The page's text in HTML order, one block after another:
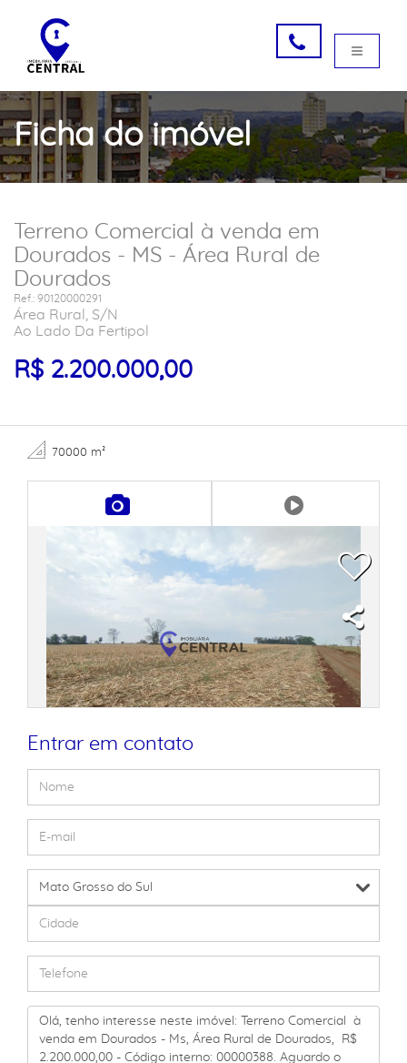
Ficha do imóvel
Terreno Comercial à venda em
Dourados - MS - Área Rural de
Dourados
Ref.: 90120000291
Área Rural, S/N
Ao Lado Da Fertipol
R$ 2.200.000,00
70000 m²
Entrar em contato